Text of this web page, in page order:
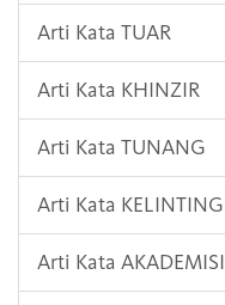
Arti Kata TUAR
Arti Kata KHINZIR
Arti Kata TUNANG
Arti Kata KELINTING
Arti Kata AKADEMISI